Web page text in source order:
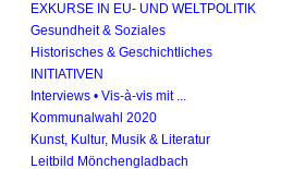
EXKURSE IN EU- UND WELTPOLITIK
Gesundheit & Soziales
Historisches & Geschichtliches
INITIATIVEN
Interviews • Vis-à-vis mit ...
Kommunalwahl 2020
Kunst, Kultur, Musik & Literatur
Leitbild Mönchengladbach